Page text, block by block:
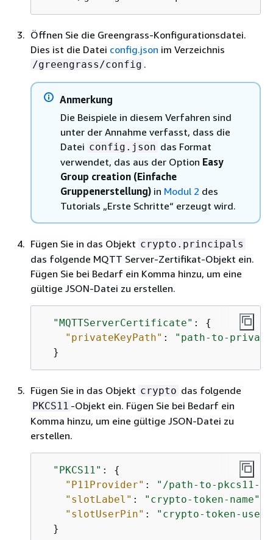
Öffnen Sie die Greengrass-Konfigurationsdatei.
Dies ist die Datei config.json im Verzeichnis
/greengrass/config .
Anmerkung
Die Beispiele in diesem Verfahren sind
unter der Annahme verfasst, dass die
Datei config.json das Format
verwendet, das aus der Option Easy
Group creation (Einfache
Gruppenerstellung) in Modul 2 des
Tutorials „Erste Schritte“ erzeugt wird.
Fügen Sie in das Objekt crypto.principals
das folgende MQTT Server-Zertifikat-Objekt ein.
Fügen Sie bei Bedarf ein Komma hinzu, um eine
gültige JSON-Datei zu erstellen.
"MQTTServerCertificate" : {
"privateKeyPath" :
"path-to-
  }
Fügen Sie in das Objekt crypto das folgende
PKCS11 -Objekt ein. Fügen Sie bei Bedarf ein
Komma hinzu, um eine gültige JSON-Datei zu
erstellen.
"PKCS11" : {
"P11Provider" :
"/path-to-pkcs11-
"slotLabel" : "crypto-token-name"
"slotUserPin" :
"crypto-token-
  }